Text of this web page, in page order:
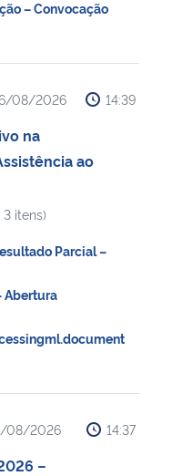
– Convocação
08/2026 14:39
na
ao
itens)
Parcial –
08/2026 14:37
–